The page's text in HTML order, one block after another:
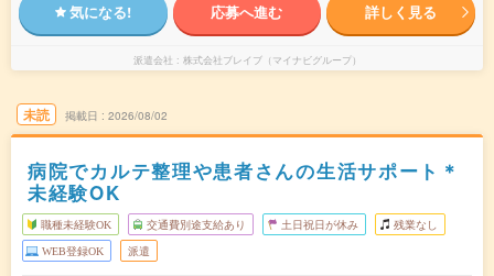
気になる! 応募へ進む 詳しく見る
派遣会社 株式会社ブレイブ（マイナビグループ）
未読 掲載日 2026/08/02
病院でカルテ整理や患者さんの生活サポート＊
未経験OK
職種未経験OK 交通費別途支給あり 土日祝日が休み 残業なし
WEB登録OK 派遣